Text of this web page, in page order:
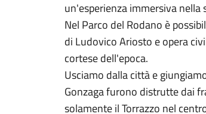
un'esperienza immersiva
Nel Parco del Rodano è
di Ludovico Ariosto e opera
cortese dell'epoca.
Usciamo dalla città e
Gonzaga furono distrutte dai
solamente il Torrazzo nel